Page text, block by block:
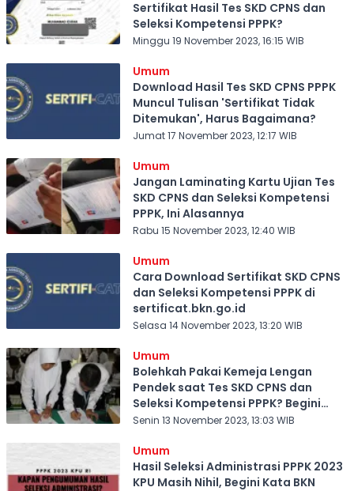
Sertifikat Hasil Tes SKD CPNS dan
Seleksi Kompetensi PPPK?
Minggu 19 November 2023, 16:15 WIB
Umum
Download Hasil Tes SKD CPNS PPPK
Muncul Tulisan 'Sertifikat Tidak
Ditemukan', Harus Bagaimana?
Jumat 17 November 2023, 12:17 WIB
Umum
Jangan Laminating Kartu Ujian Tes
SKD CPNS dan Seleksi Kompetensi
PPPK, Ini Alasannya
Rabu 15 November 2023, 12:40 WIB
Umum
Cara Download Sertifikat SKD CPNS
dan Seleksi Kompetensi PPPK di
sertificat.bkn.go.id
Selasa 14 November 2023, 13:20 WIB
Umum
Bolehkah Pakai Kemeja Lengan
Pendek saat Tes SKD CPNS dan
Seleksi Kompetensi PPPK? Begini
Kata BKN
Senin 13 November 2023, 13:03 WIB
Umum
Hasil Seleksi Administrasi PPPK 2023
KPU Masih Nihil, Begini Kata BKN